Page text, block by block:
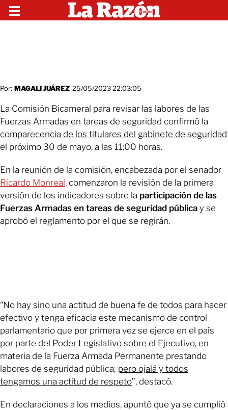
Por: MAGALI JUÁREZ 25/05/2023 22:03:05
La Comisión Bicameral para revisar las labores de las
Fuerzas Armadas en tareas de seguridad confirmó la
comparecencia de los titulares del gabinete de seguridad
el próximo 30 de mayo, a las 11:00 horas.
En la reunión de la comisión, encabezada por el senador
Ricardo Monreal, comenzaron la revisión de la primera
versión de los indicadores sobre la participación de las
Fuerzas Armadas en tareas de seguridad pública y se
aprobó el reglamento por el que se regirán.
“No hay sino una actitud de buena fe de todos para hacer
efectivo y tenga eficacia este mecanismo de control
parlamentario que por primera vez se ejerce en el país
por parte del Poder Legislativo sobre el Ejecutivo, en
materia de la Fuerza Armada Permanente prestando
labores de seguridad pública; pero ojalá y todos
tengamos una actitud de respeto”, destacó.
En declaraciones a los medios, apuntó que ya se cumplió